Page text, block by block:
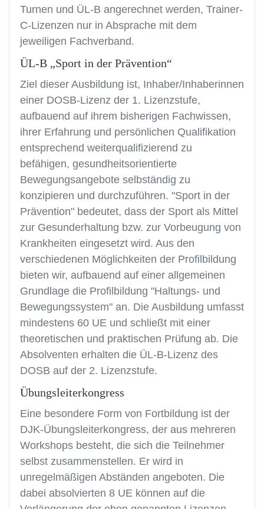
Turnen und ÜL-B angerechnet werden, Trainer-
C-Lizenzen nur in Absprache mit dem
jeweiligen Fachverband.
ÜL-B „Sport in der Prävention“
Ziel dieser Ausbildung ist, Inhaber/Inhaberinnen
einer DOSB-Lizenz der 1. Lizenzstufe,
aufbauend auf ihrem bisherigen Fachwissen,
ihrer Erfahrung und persönlichen Qualifikation
entsprechend weiterqualifizierend zu
befähigen, gesundheitsorientierte
Bewegungsangebote selbständig zu
konzipieren und durchzuführen. "Sport in der
Prävention" bedeutet, dass der Sport als Mittel
zur Gesunderhaltung bzw. zur Vorbeugung von
Krankheiten eingesetzt wird. Aus den
verschiedenen Möglichkeiten der Profilbildung
bieten wir, aufbauend auf einer allgemeinen
Grundlage die Profilbildung "Haltungs- und
Bewegungssystem" an. Die Ausbildung umfasst
mindestens 60 UE und schließt mit einer
theoretischen und praktischen Prüfung ab. Die
Absolventen erhalten die ÜL-B-Lizenz des
DOSB auf der 2. Lizenzstufe.
Übungsleiterkongress
Eine besondere Form von Fortbildung ist der
DJK-Übungsleiterkongress, der aus mehreren
Workshops besteht, die sich die Teilnehmer
selbst zusammenstellen. Er wird in
unregelmäßigen Abständen angeboten. Die
dabei absolvierten 8 UE können auf die